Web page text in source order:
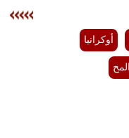
أوكرانيا